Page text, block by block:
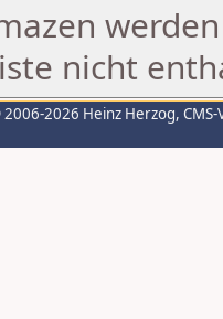
nicht
2026 Heinz Herzog,